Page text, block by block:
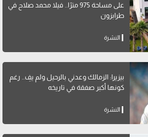
على مساحة 975 مترًا.. فيلا محمد صلاح في
طرابزون
النشرة
بيزيرا: الزمالك وعدني بالرحيل ولم يفِ.. رغم
كونها أكبر صفقة في تاريخه
النشرة